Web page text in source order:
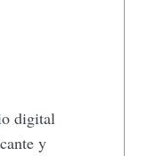
digital
y